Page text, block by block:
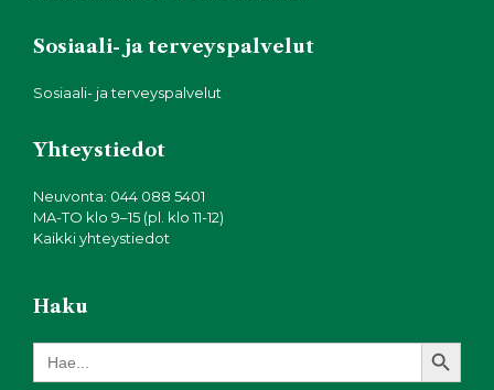
Sosiaali- ja terveyspalvelut
Sosiaali- ja terveyspalvelut
Yhteystiedot
Neuvonta: 044 088 5401
MA-TO klo 9–15 (pl. klo 11-12)
Kaikki yhteystiedot
Haku
Search
for:
Search Button